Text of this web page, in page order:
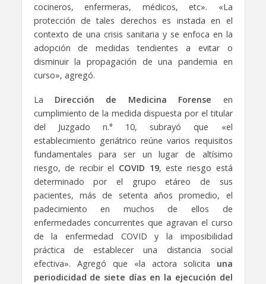
cocineros, enfermeras, médicos, etc». «La
protección de tales derechos es instada en el
contexto de una crisis sanitaria y se enfoca en la
adopción de medidas tendientes a evitar o
disminuir la propagación de una pandemia en
curso», agregó.
La Dirección de Medicina Forense en
cumplimiento de la medida dispuesta por el titular
del Juzgado n.° 10, subrayó que «el
establecimiento geriátrico reúne varios requisitos
fundamentales para ser un lugar de altísimo
riesgo, de recibir el COVID 19, este riesgo está
determinado por el grupo etáreo de sus
pacientes, más de setenta años promedio, el
padecimiento en muchos de ellos de
enfermedades concurrentes que agravan el curso
de la enfermedad COVID y la imposibilidad
práctica de establecer una distancia social
efectiva». Agregó que «la actora solicita una
periodicidad de siete días en la ejecución del